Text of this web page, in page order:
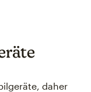
daher